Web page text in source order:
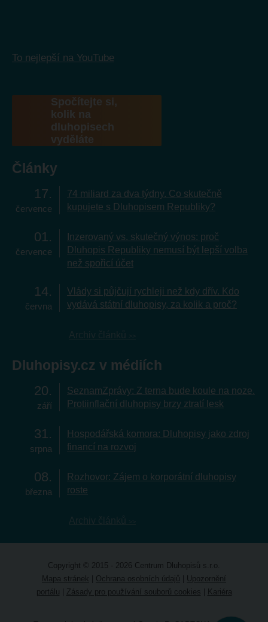
To nejlepší na YouTube
Spočítejte si,
kolik na
dluhopisech
vyděláte
Články
17
července
74 miliard za dva týdny. Co skutečně
kupujete s Dluhopisem Republiky?
01
července
Inzerovaný vs. skutečný výnos: proč
Dluhopis Republiky nemusí být lepší volba
než spořicí účet
14
června
Vlády si půjčují rychleji než kdy dřív. Kdo
vydává státní dluhopisy, za kolik a proč?
Dluhopisy.cz v médiích
20
září
SeznamZprávy: Z terna bude koule na noze.
Protiinflační dluhopisy brzy ztratí lesk
31
srpna
Hospodářská komora: Dluhopisy jako zdroj
financí na rozvoj
08
března
Rozhovor: Zájem o korporátní dluhopisy
roste
Copyright © 2015 - 2026 Centrum Dluhopisů s.r.o.
Mapa stránek | Ochrana osobních údajů | Upozornění
portálu | Zásady pro používání souborů cookies | Kariéra